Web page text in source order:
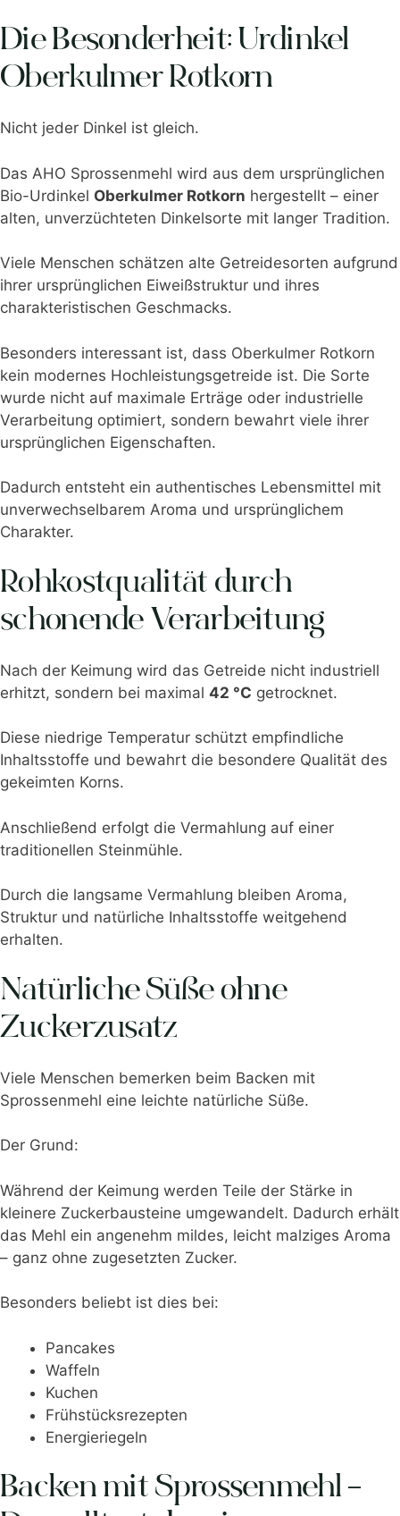
Die Besonderheit: Urdinkel
Oberkulmer Rotkorn
Nicht jeder Dinkel ist gleich.
Das AHO Sprossenmehl wird aus dem ursprünglichen
Bio-Urdinkel Oberkulmer Rotkorn hergestellt – einer
alten, unverzüchteten Dinkelsorte mit langer Tradition.
Viele Menschen schätzen alte Getreidesorten aufgrund
ihrer ursprünglichen Eiweißstruktur und ihres
charakteristischen Geschmacks.
Besonders interessant ist, dass Oberkulmer Rotkorn
kein modernes Hochleistungsgetreide ist. Die Sorte
wurde nicht auf maximale Erträge oder industrielle
Verarbeitung optimiert, sondern bewahrt viele ihrer
ursprünglichen Eigenschaften.
Dadurch entsteht ein authentisches Lebensmittel mit
unverwechselbarem Aroma und ursprünglichem
Charakter.
Rohkostqualität durch
schonende Verarbeitung
Nach der Keimung wird das Getreide nicht industriell
erhitzt, sondern bei maximal 42 °C getrocknet.
Diese niedrige Temperatur schützt empfindliche
Inhaltsstoffe und bewahrt die besondere Qualität des
gekeimten Korns.
Anschließend erfolgt die Vermahlung auf einer
traditionellen Steinmühle.
Durch die langsame Vermahlung bleiben Aroma,
Struktur und natürliche Inhaltsstoffe weitgehend
erhalten.
Natürliche Süße ohne
Zuckerzusatz
Viele Menschen bemerken beim Backen mit
Sprossenmehl eine leichte natürliche Süße.
Der Grund:
Während der Keimung werden Teile der Stärke in
kleinere Zuckerbausteine umgewandelt. Dadurch erhält
das Mehl ein angenehm mildes, leicht malziges Aroma
– ganz ohne zugesetzten Zucker.
Besonders beliebt ist dies bei:
Pancakes
Waffeln
Kuchen
Frühstücksrezepten
Energieriegeln
Backen mit Sprossenmehl –